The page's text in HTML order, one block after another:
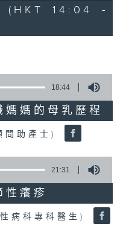
14:04 -
18:44
媽的母乳歷程
問助產士)
21:31
癢疹
病科專科醫生)